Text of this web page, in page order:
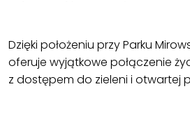
Dzięki położeniu przy Parku
oferuje wyjątkowe połączenie
z dostępem do zieleni i otwartej